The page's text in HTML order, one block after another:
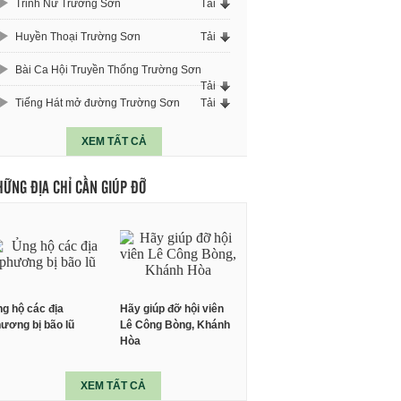
Trinh Nữ Trường Sơn Tải
Huyền Thoại Trường Sơn Tải
Bài Ca Hội Truyền Thống Trường Sơn
Tải
Tiếng Hát mở đường Trường Sơn
Tải
XEM TẤT CẢ
ĐỊA CHỈ CẦN GIÚP ĐỠ
hộ các địa
bị bão lũ
Hãy giúp đỡ hội viên
Lê Công Bòng, Khánh
Hòa
XEM TẤT CẢ